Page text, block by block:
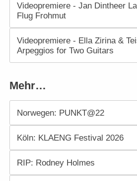
Videopremiere - Jan Dintheer
Flug Frohmut
Videopremiere - Ella Zirina &
Arpeggios for Two Guitars
Mehr…
Norwegen: PUNKT@22
Köln: KLAENG Festival 2026
RIP: Rodney Holmes